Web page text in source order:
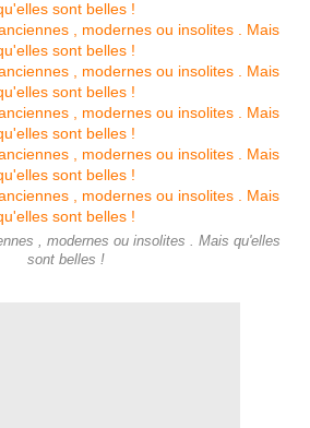
, modernes ou insolites . Mais qu'elles
sont belles !